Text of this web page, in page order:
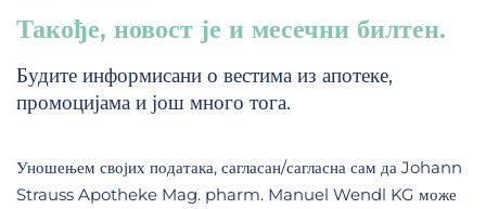
Такође, новост је и месечни билтен.
Будите информисани о вестима из апотеке,
промоцијама и још много тога.
Уношењем својих података, сагласан/сагласна сам да Johann
Strauss Apotheke Mag. pharm. Manuel Wendl KG може